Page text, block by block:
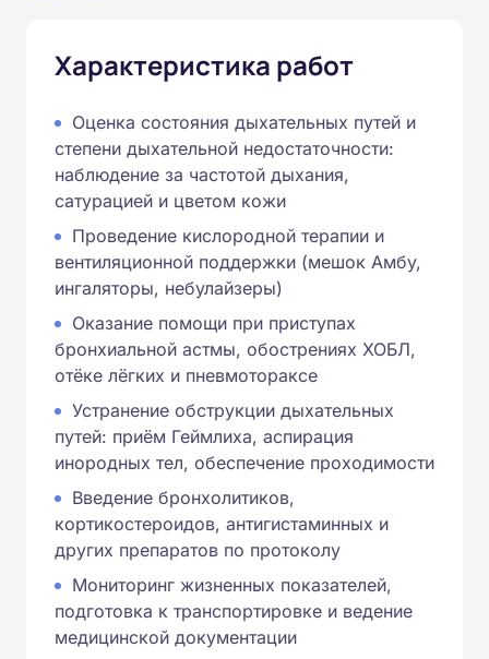
Характеристика работ
Оценка состояния дыхательных путей и
степени дыхательной недостаточности:
наблюдение за частотой дыхания,
сатурацией и цветом кожи
Проведение кислородной терапии и
вентиляционной поддержки (мешок Амбу,
ингаляторы, небулайзеры)
Оказание помощи при приступах
бронхиальной астмы, обострениях ХОБЛ,
отёке лёгких и пневмотораксе
Устранение обструкции дыхательных
путей: приём Геймлиха, аспирация
инородных тел, обеспечение проходимости
Введение бронхолитиков,
кортикостероидов, антигистаминных и
других препаратов по протоколу
Мониторинг жизненных показателей,
подготовка к транспортировке и ведение
медицинской документации